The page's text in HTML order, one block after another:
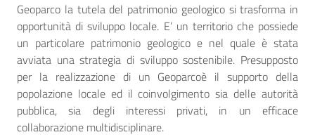
Geoparco la tutela del patrimonio geologico si trasforma in
opportunità di sviluppo locale. E’ un territorio che possiede
un particolare patrimonio geologico e nel quale è stata
avviata una strategia di sviluppo sostenibile. Presupposto
per la realizzazione di un Geoparcoè il supporto della
popolazione locale ed il coinvolgimento sia delle autorità
pubblica, sia degli interessi privati, in un efficace
collaborazione multidisciplinare.